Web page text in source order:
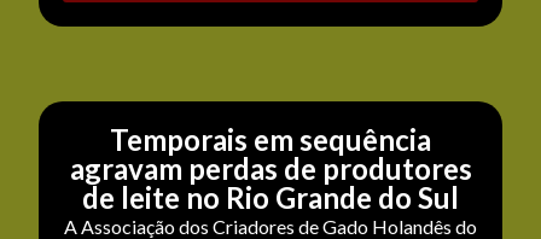
Temporais em sequência
agravam perdas de produtores
de leite no Rio Grande do Sul
A Associação dos Criadores de Gado Holandês do